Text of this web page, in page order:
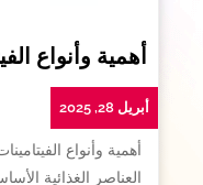
أهمية وأنواع
أبريل 28, 2025
أهمية وأنواع
العناصر الغذائية